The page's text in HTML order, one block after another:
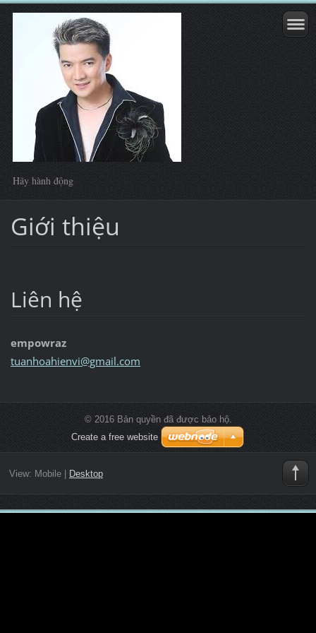
Hãy hành động
Giới thiệu
Liên hệ
empowraz
tuanhoahienvi@gmail.com
© 2016 Bản quyền đã được bảo hộ.
Create a free website
View: Mobile| Desktop